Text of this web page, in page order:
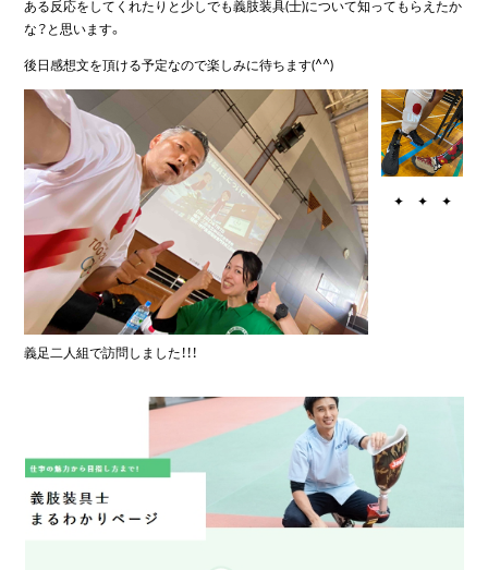
ある反応をしてくれたりと少しでも義肢装具(士)について知ってもらえたか
な？と思います。
後日感想文を頂ける予定なので楽しみに待ちます(^^)
義足二人組で訪問しました！！！
✦ ✦ ✦